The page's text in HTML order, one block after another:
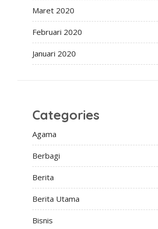
Maret 2020
Februari 2020
Januari 2020
Categories
Agama
Berbagi
Berita
Berita Utama
Bisnis